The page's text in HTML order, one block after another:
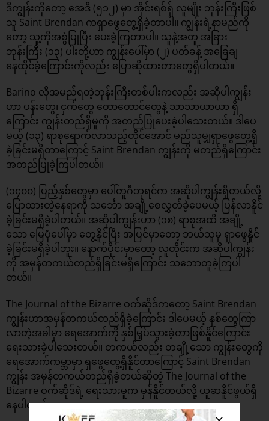
ဒီကျွန်းကိုတော့ အေဒီ (၅၁၂) မှာ အိုင်းရစ်ရှ် လူမျိုး ဘုန်းကြီးဖြစ်
သူ Saint Brendan ကရှာဖွေတွေ့ရှိခဲ့တာပါ။ ကျွန်းရဲ့နာမည်ကို
တော့ သူ့ကိုအစွဲပြုပြီး ပေးခဲ့ကြတာပါ။ သူနဲ့အတူ အခြား
ဘုန်းကြီး (၁၃) ပါးတို့ဟာ ကျွန်းပေါ်မှာ (၂) ပတ်ခန့် အခြေချ
နေထိုင်ခဲ့ကြောင်းကိုလည်း ပြောဆိုထားတာတွေရှိပါတယ်။
Barino လိုအမည်ရတဲ့ဘုန်းကြီးတစ်ပါးကလည်း အဆိုပါကျွန်း
ဟာ ပန်းတွေ၊ ငှက်တွေ တောတောင်တွေနဲ့ သာသာယာယာ ရှိ
ကြောင်း ကျွန်းတည်ရှိမူကို အတည်ပြုပေးခဲ့ပါသေးတယ်။ ဒါပေ
မယ့် (၁၃) ရာစုရောက်လာသည့်တိုင်အောင် မည်သူမျှရှာဖွေတွေ့ရှိ
ခဲ့ခြင်းမရှိတာကြောင့် Saint Brendan ကျွန်းကို မတည်ရှိကြောင်း
အတည်ပြုခဲ့ကြပါတယ်။
(၁၄၀၀) ပြည့်နှစ်တွေမှာ ပေါ်တူဂီဘုရင်က အဆိုပါကျွန်းရှိတယ်လို့
ပြောထားတဲ့နေရာကို သင်္ဘော အချို့စေလွှတ်ခဲ့ပေမယ့် ပြန်လာနိူင်
ခဲ့ခြင်းမရှိခဲ့ပါတယ်။ အဆိုပါကျွန်းဟာ (၁၈) ရာစုအထိ အချို့
သော မြေပုံပေါ်မှာ တွေ့နိူင်ပြီး အပြင်မှာတော့ ဘယ်သူမှ ရှာဖွေနိူင်
ခဲ့ခြင်းမရှိခဲ့ပါဘူး။ နောက်ပိုင်းမှာတော့ လူတိုင်းက အဆိုပါကျွန်း
ကို အမှန်တကယ်တည်ရှိခြင်းမရှိကြောင်း သဘောတူခဲ့ကြပါ
တယ်။
The Journal of the Bizarre ဝက်ဆိုဒ်ကတော့ Saint Brendan
ကျွန်းဟာအမှန်တကယ်တည်ရှိခဲ့ကြောင်း ဒါပေမယ့် နှစ်တွေကြာ
လာတဲ့အခါမှာ ရေအောက်ကို နှစ်မြှပ်သွားခဲ့တာဖြစ်နိူင်ကြောင်း
ရေးသားခဲ့ပါသေးတယ်။ တကယ်လည်း တချို့သော ကျွန်းတွေကို
ရေအောက်ကမ္ဘာမှာ ရှဖွေတွေ့ရှိနိူင်တာကြောင့် Saint Brendan
ကျွန်း အမှန်တကယ်တည်ရှိခဲ့တယ်ဆိုတဲ့ The Journal of the
Bizarre ဝက်ဆိုဒ်ရဲ့ ရေးသားမူက မှန်နိူင်တယ်လို့ ယူဆနိူင်ဖွယ်ရှိ
နေပါတယ်။